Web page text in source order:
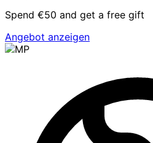
Spend €50 and get a free gift
Angebot anzeigen